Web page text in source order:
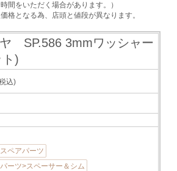
間をいただく場合があります。）
格となる為、店頭と値段が異なります。
SP.586 3mmワッシャー
)
込)
ペアパーツ
ーツ>スペーサー＆シム